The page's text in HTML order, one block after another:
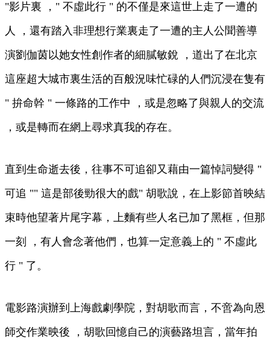
"影片裏 ，" 不虛此行 " 的不僅是來這世上走了一遭的
人 ，還有踏入非理想行業裏走了一遭的主人公聞善導
演劉伽茵以她女性創作者的細膩敏銳 ，道出了在北京
這座超大城市裏生活的百般況味忙碌的人們沉浸在隻有
" 拚命幹 " 一條路的工作中 ，或是忽略了與親人的交流
，或是轉而在網上尋求真我的存在。
直到生命逝去後，往事不可追卻又藉由一篇悼詞變得 "
可追 "" 這是部後勁很大的戲" 胡歌說，在上影節首映結
束時他望著片尾字幕，上麵有些人名已加了黑框，但那
一刻 ，有人會念著他們，也算一定意義上的 " 不虛此
行 " 了。
電影路演辦到上海戲劇學院 ，對胡歌而言，不啻為向恩
師交作業映後 ，胡歌回憶自己的演藝路坦言，當年拍